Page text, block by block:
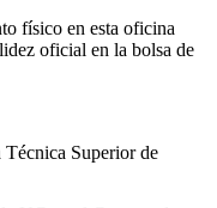
físico en esta oficina
oficial en la bolsa de
Superior de